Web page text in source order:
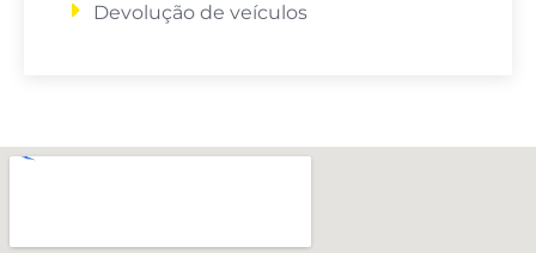
Devolução de veículos